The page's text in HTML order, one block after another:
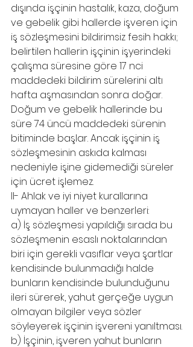
dışında işçinin hastalık, kaza, doğum
ve gebelik gibi hallerde işveren için
iş sözleşmesini bildirimsiz fesih hakkı;
belirtilen hallerin işçinin işyerindeki
çalışma süresine göre 17 nci
maddedeki bildirim sürelerini altı
hafta aşmasından sonra doğar.
Doğum ve gebelik hallerinde bu
süre 74 üncü maddedeki sürenin
bitiminde başlar. Ancak işçinin iş
sözleşmesinin askıda kalması
nedeniyle işine gidemediği süreler
için ücret işlemez.
II- Ahlak ve iyi niyet kurallarına
uymayan haller ve benzerleri:
a) İş sözleşmesi yapıldığı sırada bu
sözleşmenin esaslı noktalarından
biri için gerekli vasıflar veya şartlar
kendisinde bulunmadığı halde
bunların kendisinde bulunduğunu
ileri sürerek, yahut gerçeğe uygun
olmayan bilgiler veya sözler
söyleyerek işçinin işvereni yanıltması.
b) İşçinin, işveren yahut bunların